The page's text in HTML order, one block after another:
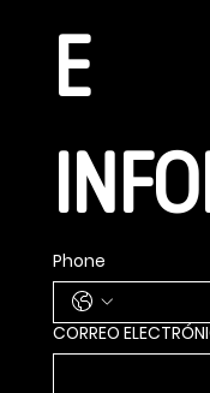
E
Phone
CORREO